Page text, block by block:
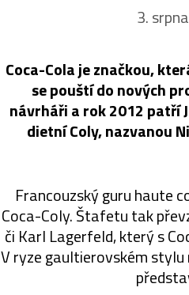
3.
Coca-Cola je značkou,
se pouští do nových
návrháři a rok 2012 patří
dietní Coly, nazvanou
Francouzský guru haute
Coca-Coly. Štafetu tak
či Karl Lagerfeld, který s
V ryze gaultierovském